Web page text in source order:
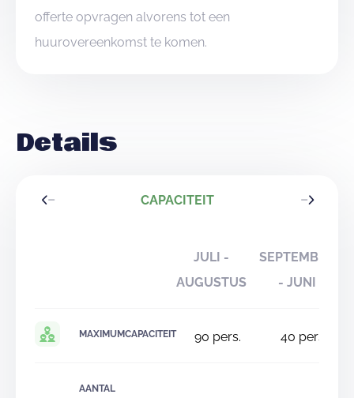
offerte opvragen alvorens tot een
huurovereenkomst te komen.
Details
CAPACITEIT
JULI -
AUGUSTUS
SEPTEMBER
- JUNI
MAXIMUMCAPACITEIT 90 pers. 40 pers.
AANTAL